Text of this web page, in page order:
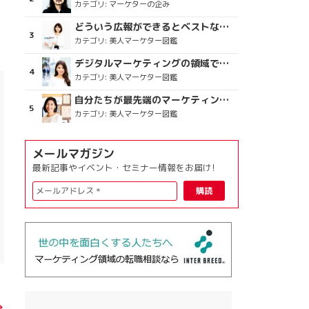
カテゴリ: マーケターの企み
どういう広報ができるとベストなのか
カテゴリ: 美人マーケター図鑑
デジタルマーケティングの領域で、海外というステージに
カテゴリ: 美人マーケター図鑑
自分たちが最先端のマーケティングを目指す
カテゴリ: 美人マーケター図鑑
メールマガジン
最新記事やイベント・セミナー情報をお届け!